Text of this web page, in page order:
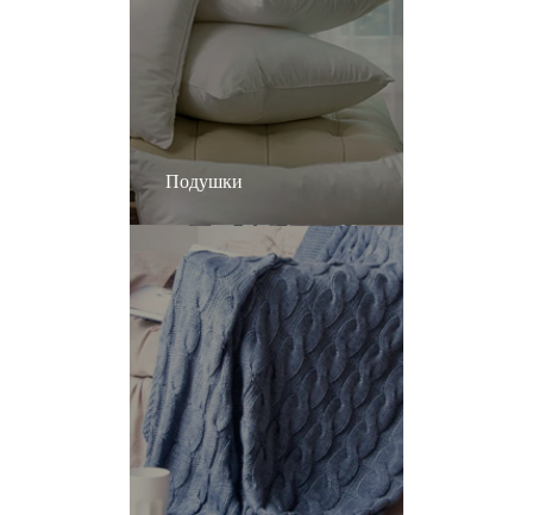
Подушки